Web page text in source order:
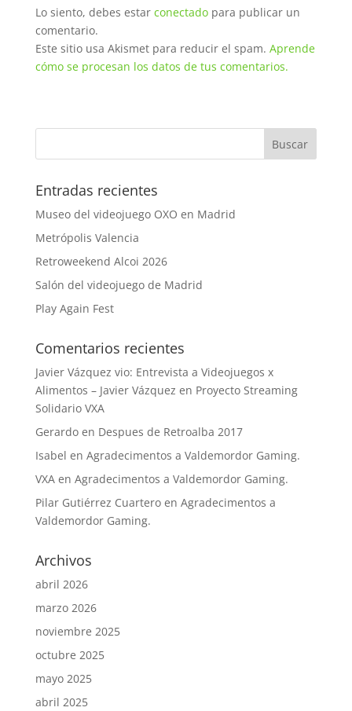
Lo siento, debes estar conectadopara publicar un
comentario.
Este sitio usa Akismet para reducir el spam. Aprende
cómo se procesan los datos de tus comentarios.
Entradas recientes
Museo del videojuego OXO en Madrid
Metrópolis Valencia
Retroweekend Alcoi 2026
Salón del videojuego de Madrid
Play Again Fest
Comentarios recientes
Javier Vázquez vio: Entrevista a Videojuegos x
Alimentos – Javier Vázquez en Proyecto Streaming
Solidario VXA
Gerardoen Despues de Retroalba 2017
Isabel en Agradecimentos a Valdemordor Gaming.
VXAen Agradecimentos a Valdemordor Gaming.
Pilar Gutiérrez Cuarteroen Agradecimentos a
Valdemordor Gaming.
Archivos
abril 2026
marzo 2026
noviembre 2025
octubre 2025
mayo 2025
abril 2025